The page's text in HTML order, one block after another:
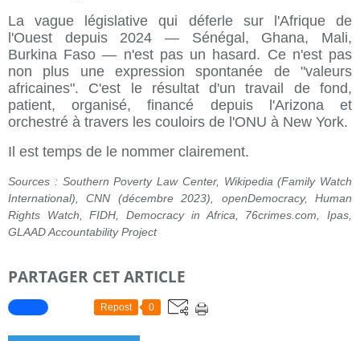
La vague législative qui déferle sur l'Afrique de
l'Ouest depuis 2024 — Sénégal, Ghana, Mali,
Burkina Faso — n'est pas un hasard. Ce n'est pas
non plus une expression spontanée de "valeurs
africaines". C'est le résultat d'un travail de fond,
patient, organisé, financé depuis l'Arizona et
orchestré à travers les couloirs de l'ONU à New York.
Il est temps de le nommer clairement.
Sources : Southern Poverty Law Center, Wikipedia (Family Watch
International), CNN (décembre 2023), openDemocracy, Human
Rights Watch, FIDH, Democracy in Africa, 76crimes.com, Ipas,
GLAAD Accountability Project
PARTAGER CET ARTICLE
Repost 0